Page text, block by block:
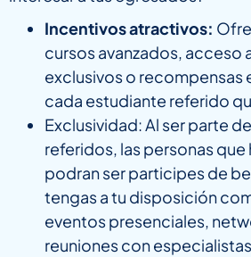
Incentivos atractivos:
cursos avanzados, acceso
exclusivos o
cada estudiante referido
Exclusividad: Al ser parte
referidos, las personas que
podran ser participes de
tengas a tu disposición
eventos presenciales,
reuniones con